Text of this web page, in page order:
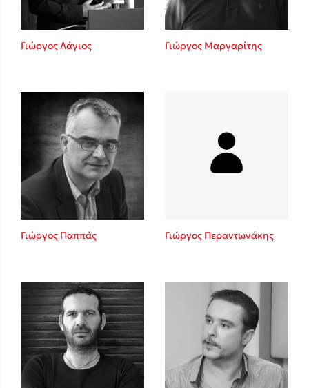
Γιώργος Λάγιος Γιώργος Μαργαρίτης
Γιώργος Παππάς Γιώργος Περαντωνάκης